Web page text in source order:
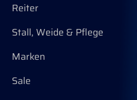
Reiter
Stall, Weide & Pflege
Marken
Sale